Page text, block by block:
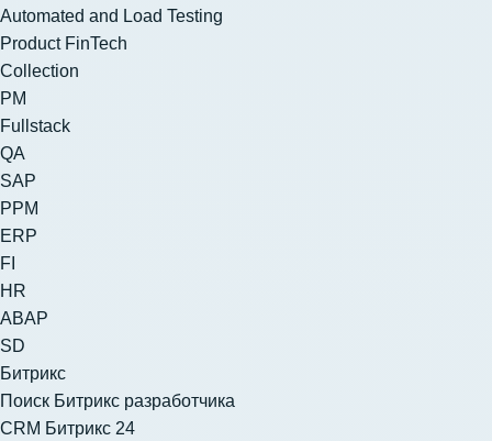
Automated and Load Testing
Product FinTech
Collection
PM
Fullstack
QA
SAP
PPM
ERP
FI
HR
ABAP
SD
Битрикс
Поиск Битрикс разработчика
CRM Битрикс 24